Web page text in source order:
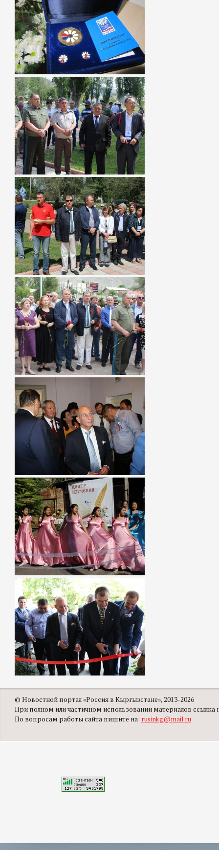
© Новостной портал «Россия в Кыргызстане», 2013-2026
При полном или частичном использовании материалов ссылка
По вопросам работы сайта пишите на: rusinkg@mail.ru